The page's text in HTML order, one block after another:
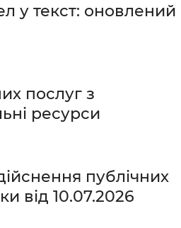
у текст: оновлений
послуг з
ресурси
публічних
від 10.07.2026